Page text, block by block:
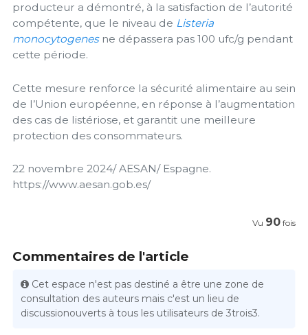
producteur a démontré, à la satisfaction de l’autorité
compétente, que le niveau de Listeria
monocytogenesne dépassera pas 100 ufc/g pendant
cette période.
Cette mesure renforce la sécurité alimentaire au sein
de l’Union européenne, en réponse à l’augmentation
des cas de listériose, et garantit une meilleure
protection des consommateurs.
22 novembre 2024/ AESAN/ Espagne.
https://www.aesan.gob.es/
Vu 90 fois
Commentaires de l'article
Cet espace n'est pas destiné a être une zone de
consultation des auteurs mais c'est un lieu de
discussionouverts à tous les utilisateurs de 3trois3.